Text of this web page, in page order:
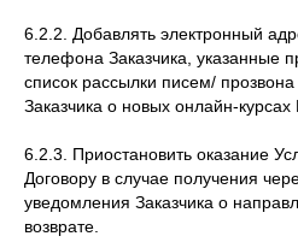
6.2.2. Добавлять электронный
телефона Заказчика, указанные
список рассылки писем/
Заказчика о новых онлайн-курсах
6.2.3. Приостановить оказание
Договору в случае получения
уведомления Заказчика о
возврате.